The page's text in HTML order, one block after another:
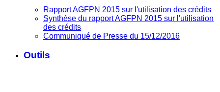
Rapport AGFPN 2015 sur l'utilisation des crédits
Synthèse du rapport AGFPN 2015 sur l'utilisation
des crédits
Communiqué de Presse du 15/12/2016
Outils